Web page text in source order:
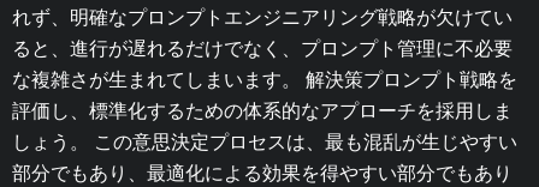
れず、明確なプロンプトエンジニアリング戦略が欠けてい
ると、進行が遅れるだけでなく、プロンプト管理に不必要
な複雑さが生まれてしまいます。 解決策プロンプト戦略を
評価し、標準化するための体系的なアプローチを採用しま
しょう。 この意思決定プロセスは、最も混乱が生じやすい
部分でもあり、最適化による効果を得やすい部分でもあり